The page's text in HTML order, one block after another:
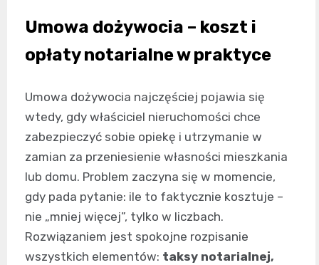
Umowa dożywocia – koszt i
opłaty notarialne w praktyce
Umowa dożywocia najczęściej pojawia się
wtedy, gdy właściciel nieruchomości chce
zabezpieczyć sobie opiekę i utrzymanie w
zamian za przeniesienie własności mieszkania
lub domu. Problem zaczyna się w momencie,
gdy pada pytanie: ile to faktycznie kosztuje –
nie „mniej więcej”, tylko w liczbach.
Rozwiązaniem jest spokojne rozpisanie
wszystkich elementów: taksy notarialnej,